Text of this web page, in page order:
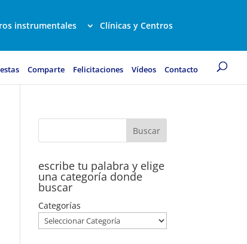
instrumentales
Clínicas y Centros
Comparte Felicitaciones Vídeos Contacto
escribe tu palabra y elige
una categoría donde
buscar
Categorías